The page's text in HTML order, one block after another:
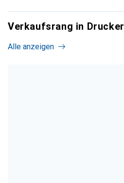
Verkaufsrang in Drucker
Alle anzeigen